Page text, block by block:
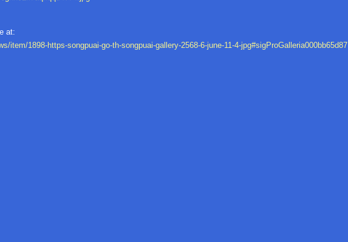
at:
item/1898-https-songpuai-go-th-songpuai-gallery-2568-6-june-11-4-jpg#sigProGalleria000bb65d87